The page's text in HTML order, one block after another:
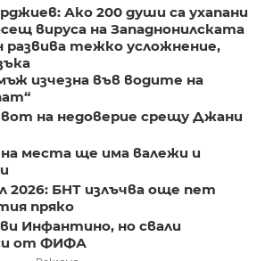
Ако 200 души са ухапани
вируса на Западнонилската
развива тежко усложнение,
изчезна във водите на
на недоверие срещу Джани
места ще има валежи и
2026: БНТ излъчва още пет
пряко
Инфантино, но свали
от ФИФА